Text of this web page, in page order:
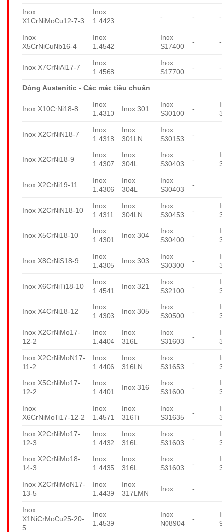
Inox
X1CrNiMoCu12-7-3
Inox
1.4423
- - -
Inox
X5CrNiCuNb16-4
Inox
1.4542
Inox
S17400
- -
Inox X7CrNiAl17-7
Inox
1.4568
Inox
S17700
- -
Dòng Austenitic - Các mác tiêu chuẩn
Inox X10CrNi18-8
Inox
1.4310
Inox 301
Inox
S30100
-
Inox X2CrNiN18-7
Inox
1.4318
Inox
301LN
Inox
S30153
-
Inox X2CrNi18-9
Inox
1.4307
Inox
304L
Inox
S30403
-
Inox X2CrNi19-11
Inox
1.4306
Inox
304L
Inox
S30403
-
Inox X2CrNiN18-10
Inox
1.4311
Inox
304LN
Inox
S30453
-
Inox X5CrNi18-10
Inox
1.4301
Inox 304
Inox
S30400
-
Inox X8CrNiS18-9
Inox
1.4305
Inox 303
Inox
S30300
-
Inox X6CrNiTi18-10
Inox
1.4541
Inox 321
Inox
S32100
-
Inox X4CrNi18-12
Inox
1.4303
Inox 305
Inox
S30500
-
Inox X2CrNiMo17-
12-2
Inox
1.4404
Inox
316L
Inox
S31603
-
Inox X2CrNiMoN17-
11-2
Inox
1.4406
Inox
316LN
Inox
S31653
-
Inox X5CrNiMo17-
12-2
Inox
1.4401
Inox 316
Inox
S31600
-
Inox
X6CrNiMoTi17-12-2
Inox
1.4571
Inox
316Ti
Inox
S31635
-
Inox X2CrNiMo17-
12-3
Inox
1.4432
Inox
316L
Inox
S31603
-
Inox X2CrNiMo18-
14-3
Inox
1.4435
Inox
316L
Inox
S31603
-
Inox X2CrNiMoN17-
13-5
Inox
1.4439
Inox
317LMN
Inox -
Inox
X1NiCrMoCu25-20-
5
Inox
1.4539
Inox
N08904
-